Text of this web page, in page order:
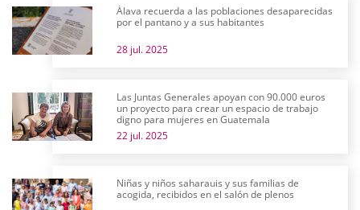
Álava recuerda a las poblaciones desaparecidas
por el pantano y a sus habitantes
28 jul. 2025
Las Juntas Generales apoyan con 90.000 euros
un proyecto para crear un espacio de trabajo
digno para mujeres en Guatemala
22 jul. 2025
Niñas y niños saharauis y sus familias de
acogida, recibidos en el salón de plenos